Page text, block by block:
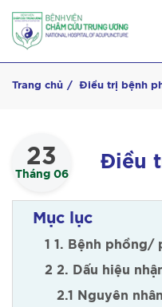
Trang chủ Điều trị bệnh
23
Tháng 06
Điều
Mục lục
1 1. Bệnh phồng/
2 2. Dấu hiệu
2.1 Nguyên